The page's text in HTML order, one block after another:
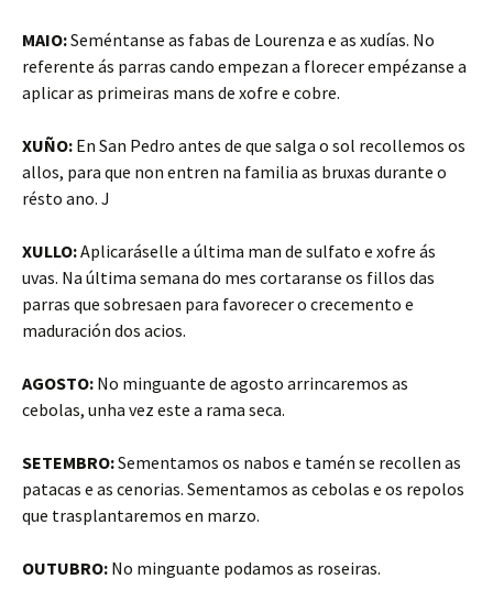
MAIO:Seméntanse as fabas de Lourenza e as xudías. No
referente ás parras cando empezan a florecer empézanse a
aplicar as primeiras mans de xofre e cobre.
XUÑO: En San Pedro antes de que salga o sol recollemos os
allos, para que non entren na familia as bruxas durante o
résto ano. J
XULLO:Aplicaráselle a última man de sulfato e xofre ás
uvas. Na última semana do mes cortaranse os fillos das
parras que sobresaen para favorecer o crecemento e
maduración dos acios.
AGOSTO: No minguante de agosto arrincaremos as
cebolas, unha vez este a rama seca.
SETEMBRO:Sementamos os nabos e tamén se recollen as
patacas e as cenorias. Sementamos as cebolas e os repolos
que trasplantaremos en marzo.
OUTUBRO: No minguante podamos as roseiras.